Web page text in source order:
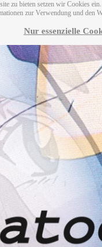
zu bieten setzen wir Cookies
zur Verwendung und den
Nur essenzielle